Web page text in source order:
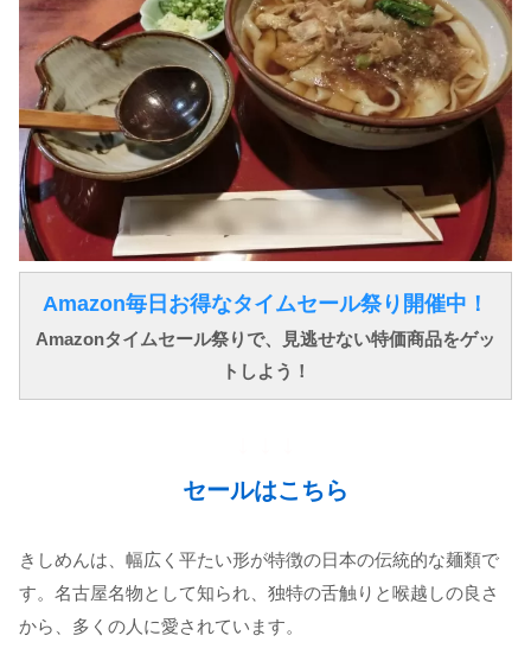
Amazon毎日お得なタイムセール祭り開催中！
Amazonタイムセール祭りで、見逃せない特価商品をゲッ
トしよう！
セールはこちら
きしめんは、幅広く平たい形が特徴の日本の伝統的な麺類で
す。名古屋名物として知られ、独特の舌触りと喉越しの良さ
から、多くの人に愛されています。